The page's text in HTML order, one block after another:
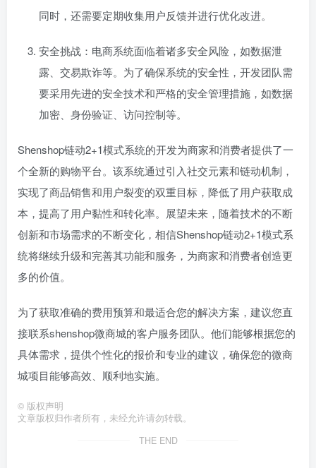
同时，还需要定期收集用户反馈并进行优化改进。
安全挑战：电商系统面临着诸多安全风险，如数据泄
露、交易欺诈等。为了确保系统的安全性，开发团队需
要采用先进的安全技术和严格的安全管理措施，如数据
加密、身份验证、访问控制等。
Shenshop链动2+1模式系统的开发为商家和消费者提供了一
个全新的购物平台。该系统通过引入社交元素和链动机制，
实现了商品销售和用户裂变的双重目标，降低了用户获取成
本，提高了用户黏性和转化率。展望未来，随着技术的不断
创新和市场需求的不断变化，相信Shenshop链动2+1模式系
统将继续升级和完善其功能和服务，为商家和消费者创造更
多的价值。
为了获取准确的费用预算和最适合您的解决方案，建议您直
接联系shenshop微商城的客户服务团队。他们能够根据您的
具体需求，提供个性化的报价和专业的建议，确保您的微商
城项目能够高效、顺利地实施。
© 版权声明
文章版权归作者所有，未经允许请勿转载。
THE END